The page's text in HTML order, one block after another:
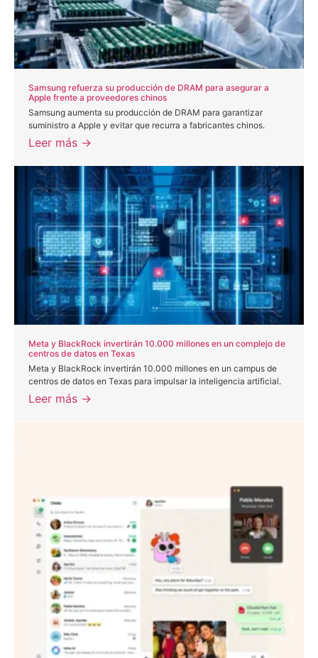
Samsung refuerza su producción de DRAM para asegurar a
Apple frente a proveedores chinos
Samsung aumenta su producción de DRAM para garantizar
suministro a Apple y evitar que recurra a fabricantes chinos.
Leer más →
Meta y BlackRock invertirán 10.000 millones en un complejo de
centros de datos en Texas
Meta y BlackRock invertirán 10.000 millones en un campus de
centros de datos en Texas para impulsar la inteligencia artificial.
Leer más →